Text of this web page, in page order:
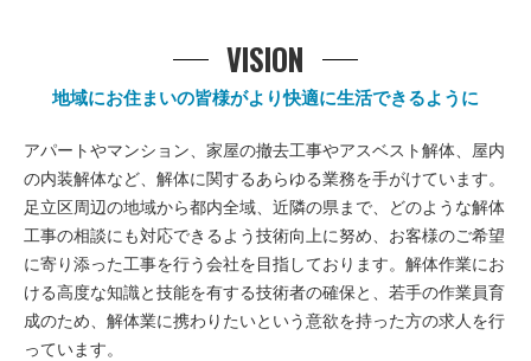
地域にお住まいの皆様がより快適に生活できるように
VISION
アパートやマンション、家屋の撤去工事やアスベスト解体、屋内
の内装解体など、解体に関するあらゆる業務を手がけています。
足立区周辺の地域から都内全域、近隣の県まで、どのような解体
工事の相談にも対応できるよう技術向上に努め、お客様のご希望
に寄り添った工事を行う会社を目指しております。解体作業にお
ける高度な知識と技能を有する技術者の確保と、若手の作業員育
成のため、解体業に携わりたいという意欲を持った方の求人を行
っています。